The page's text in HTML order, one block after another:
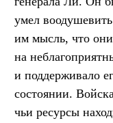
умел
им мысль, что
на
и поддерживало
состоянии.
чьи ресурсы